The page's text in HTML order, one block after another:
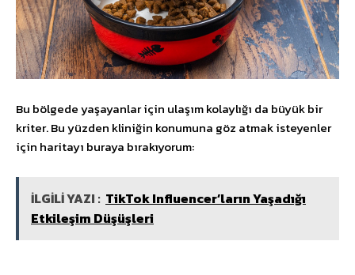
Bu bölgede yaşayanlar için ulaşım kolaylığı da büyük bir
kriter. Bu yüzden kliniğin konumuna göz atmak isteyenler
için haritayı buraya bırakıyorum:
İLGİLİ YAZI : TikTok Influencer’ların Yaşadığı
Etkileşim Düşüşleri